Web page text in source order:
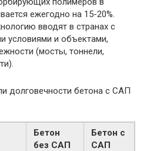
ежегодно на 15-20%.
вводят в странах с
условиями и объектами,
(мосты, тоннели,
долговечности бетона с САП
Бетон
без САП
Бетон с
САП